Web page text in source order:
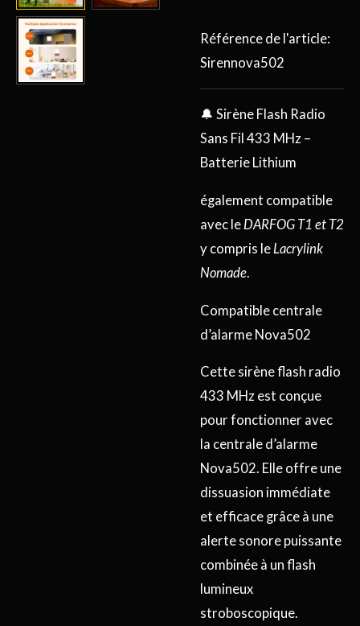
Référence de l'article:
Sirennova502
🔔 Sirène Flash Radio
Sans Fil 433 MHz –
Batterie Lithium
également compatible
avec le DARFOG T1 et T2
y compris le Lacrylink
Nomade.
Compatible centrale
d’alarme Nova502
Cette sirène flash radio
433 MHz est conçue
pour fonctionner avec
la centrale d’alarme
Nova502. Elle offre une
dissuasion immédiate
et efficace grâce à une
alerte sonore puissante
combinée à un flash
lumineux
stroboscopique.